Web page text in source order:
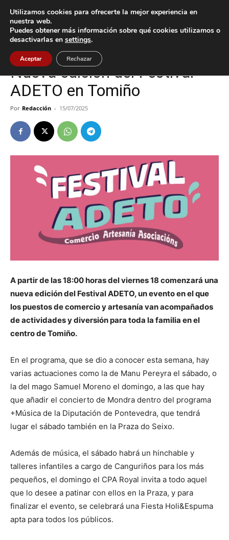
Inicio Tomiño
Tomiño
Nueva edición del Festival
ADETO en Tomiño
Por Redacción - 15/07/2025
A partir de las 18:00 horas del viernes 18 comenzará una
nueva edición del Festival ADETO, un evento en el que
los puestos de comercio y artesanía van acompañados
de actividades y diversión para toda la familia en el
centro de Tomiño.
En el programa, que se dio a conocer esta semana, hay
varias actuaciones como la de Manu Pereyra el sábado, o
la del mago Samuel Moreno el domingo, a las que hay
que añadir el concierto de Mondra dentro del programa
+Música de la Diputación de Pontevedra, que tendrá
lugar el sábado también en la Praza do Seixo.
Además de música, el sábado habrá un hinchable y
talleres infantiles a cargo de Canguriños para los más
pequeños, el domingo el CPA Royal invita a todo aquel
que lo desee a patinar con ellos en la Praza, y para
finalizar el evento, se celebrará una Fiesta Holi&Espuma
apta para todos los públicos.
Utilizamos cookies para ofrecerte la mejor experiencia en
nuestra web.
Puedes obtener más información sobre qué cookies utilizamos o
desactivarlas en settings.
Aceptar Rechazar